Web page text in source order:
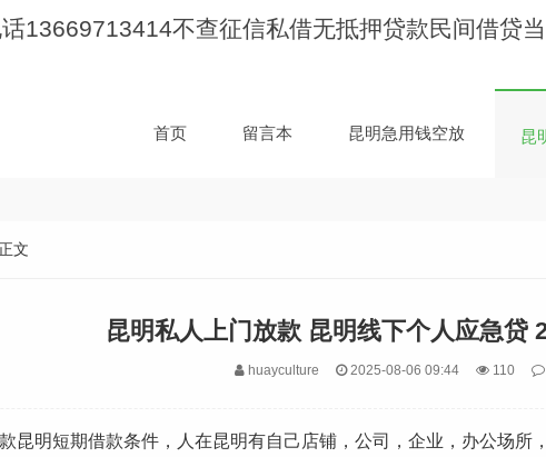
首页 留言本 昆明急用钱空放 昆
昆明信用借
文
昆明私人上门放款 昆明线下个人应急贷
huayculture 2025-08-06 09:44 110
昆明短期借款条件，人在昆明有自己店铺，公司，企业，办公场